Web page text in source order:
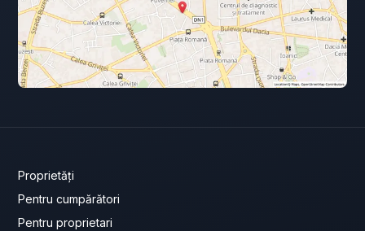
Proprietăți
Pentru cumpărători
Pentru proprietari